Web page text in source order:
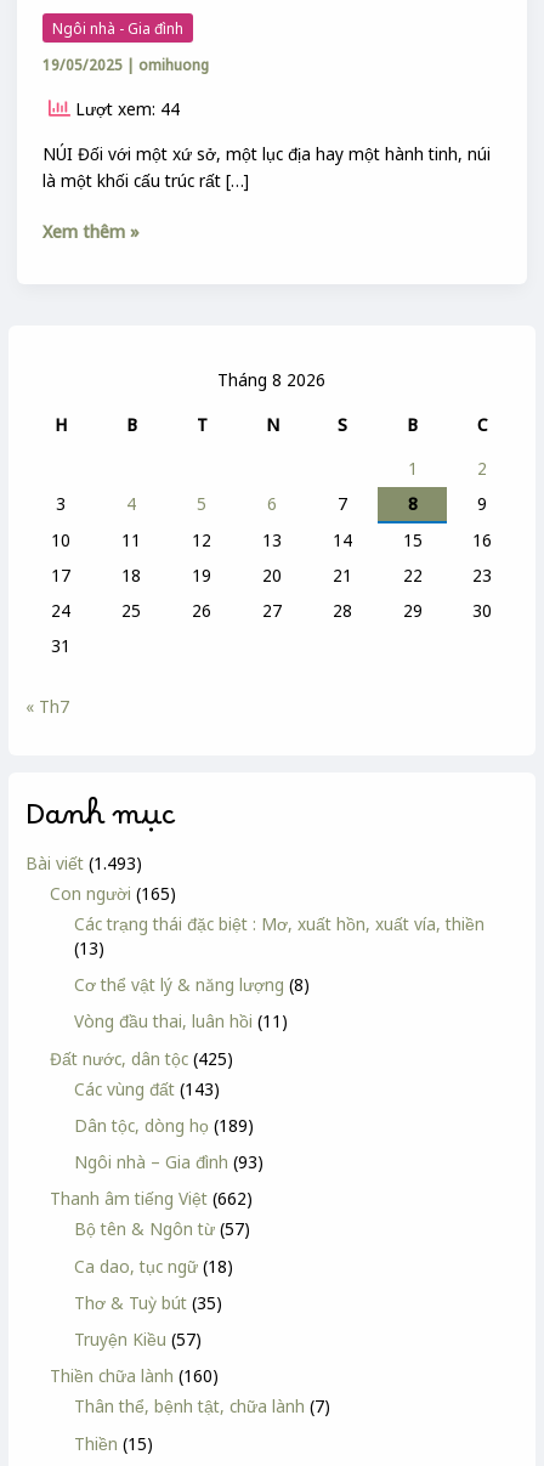
Tháng 8 2026
H
B T N S B
C
1
2
3
4 5 6 7 8
9
10
11 12 13 14 15
16
17
18 19 20 21 22
23
24
25 26 27 28 29
30
31
« Th7
Danh mục
Bài viết (1.493)
Con người (165)
Các trạng thái đặc biệt : Mơ, xuất hồn, xuất vía, thiền
(13)
Cơ thể vật lý & năng lượng (8)
Vòng đầu thai, luân hồi (11)
Đất nước, dân tộc (425)
Các vùng đất (143)
Dân tộc, dòng họ (189)
Ngôi nhà – Gia đình (93)
Thanh âm tiếng Việt (662)
Bộ tên & Ngôn từ (57)
Ca dao, tục ngữ (18)
Thơ & Tuỳ bút (35)
Truyện Kiều (57)
Thiền chữa lành (160)
Thân thể, bệnh tật, chữa lành (7)
Thiền (15)
Ngôi nhà - Gia đình
19/05/2025 | omihuong
Lượt xem: 44
NÚI Đối với một xứ sở, một lục địa hay một hành tinh, núi
là một khối cấu trúc rất […]
Xem thêm »